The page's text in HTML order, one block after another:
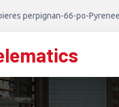
perpignan-66-po-